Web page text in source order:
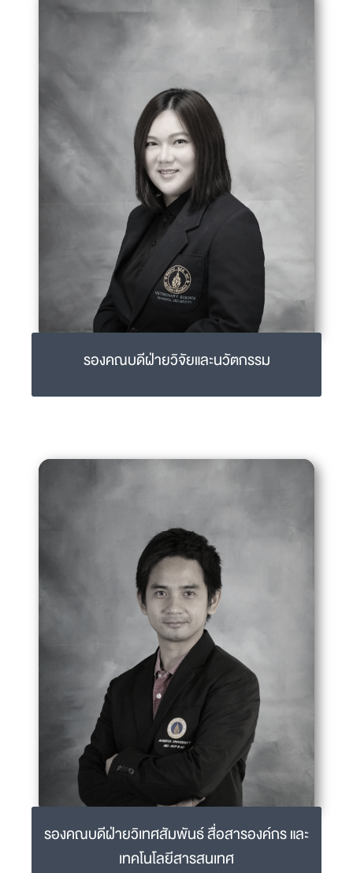
ganokon.urk@mahidol.ac.th
02-441-5242-4 ext 1510
sasitorn.run@mahidol.ac.th
02-441-5242-4 ext 1517
รองคณบดีฝ่ายวิจัยและนวัตกรรม
รองคณบดีฝ่ายวิเทศสัมพันธ์ สื่อสารองค์กร และ
เทคโนโลยีสารสนเทศ